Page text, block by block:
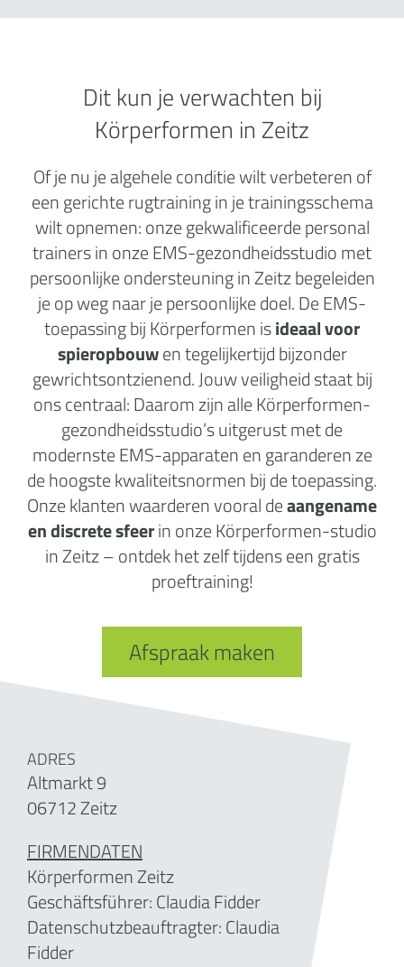
Dit kun je verwachten bij
Körperformen in Zeitz
Of je nu je algehele conditie wilt verbeteren of
een gerichte rugtraining in je trainingsschema
wilt opnemen: onze gekwalificeerde personal
trainers in onze EMS-gezondheidsstudio met
persoonlijke ondersteuning in Zeitz begeleiden
je op weg naar je persoonlijke doel. De EMS-
toepassing bij Körperformen isideaal voor
spieropbouwen tegelijkertijd bijzonder
gewrichtsontzienend. Jouw veiligheid staat bij
ons centraal: Daarom zijn alle Körperformen-
gezondheidsstudio’s uitgerust met de
modernste EMS-apparaten en garanderen ze
de hoogste kwaliteitsnormen bij de toepassing.
Onze klanten waarderen vooral deaangename
en discrete sfeerin onze Körperformen-studio
in Zeitz – ontdek het zelf tijdens een gratis
proeftraining!
Afspraak maken
ADRES
Altmarkt 9
06712 Zeitz
FIRMENDATEN
Körperformen Zeitz
Geschäftsführer:Claudia Fidder
Datenschutzbeauftragter: Claudia
Fidder